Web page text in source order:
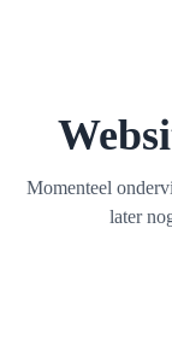
Momenteel
later